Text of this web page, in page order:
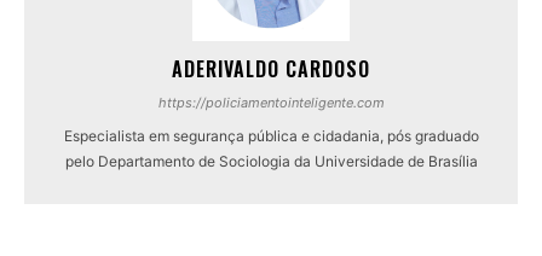
ADERIVALDO CARDOSO
https://policiamentointeligente.com
Especialista em segurança pública e cidadania, pós graduado
pelo Departamento de Sociologia da Universidade de Brasília